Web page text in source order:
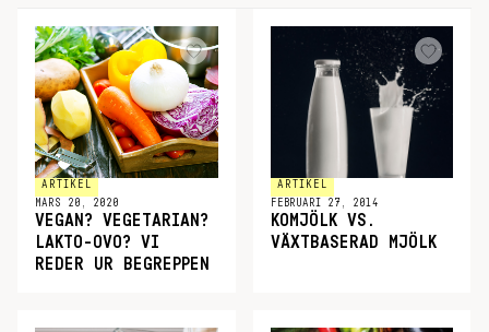
ARTIKEL
MARS 20, 2020
VEGAN? VEGETARIAN?
LAKTO-OVO? VI
REDER UR BEGREPPEN
ARTIKEL
FEBRUARI 27, 2014
KOMJÖLK VS.
VÄXTBASERAD MJÖLK